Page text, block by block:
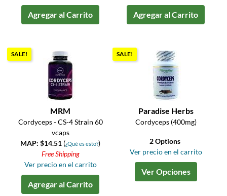
Agregar al Carrito Agregar al Carrito
SALE!
MRM
Cordyceps - CS-4 Strain 60
vcaps
MAP: $14.51 (¿Qué es esto?)
Free Shipping
Ver precio en el carrito
Agregar al Carrito
SALE!
Paradise Herbs
Cordyceps (400mg)
2 Options
Ver precio en el carrito
Ver Opciones